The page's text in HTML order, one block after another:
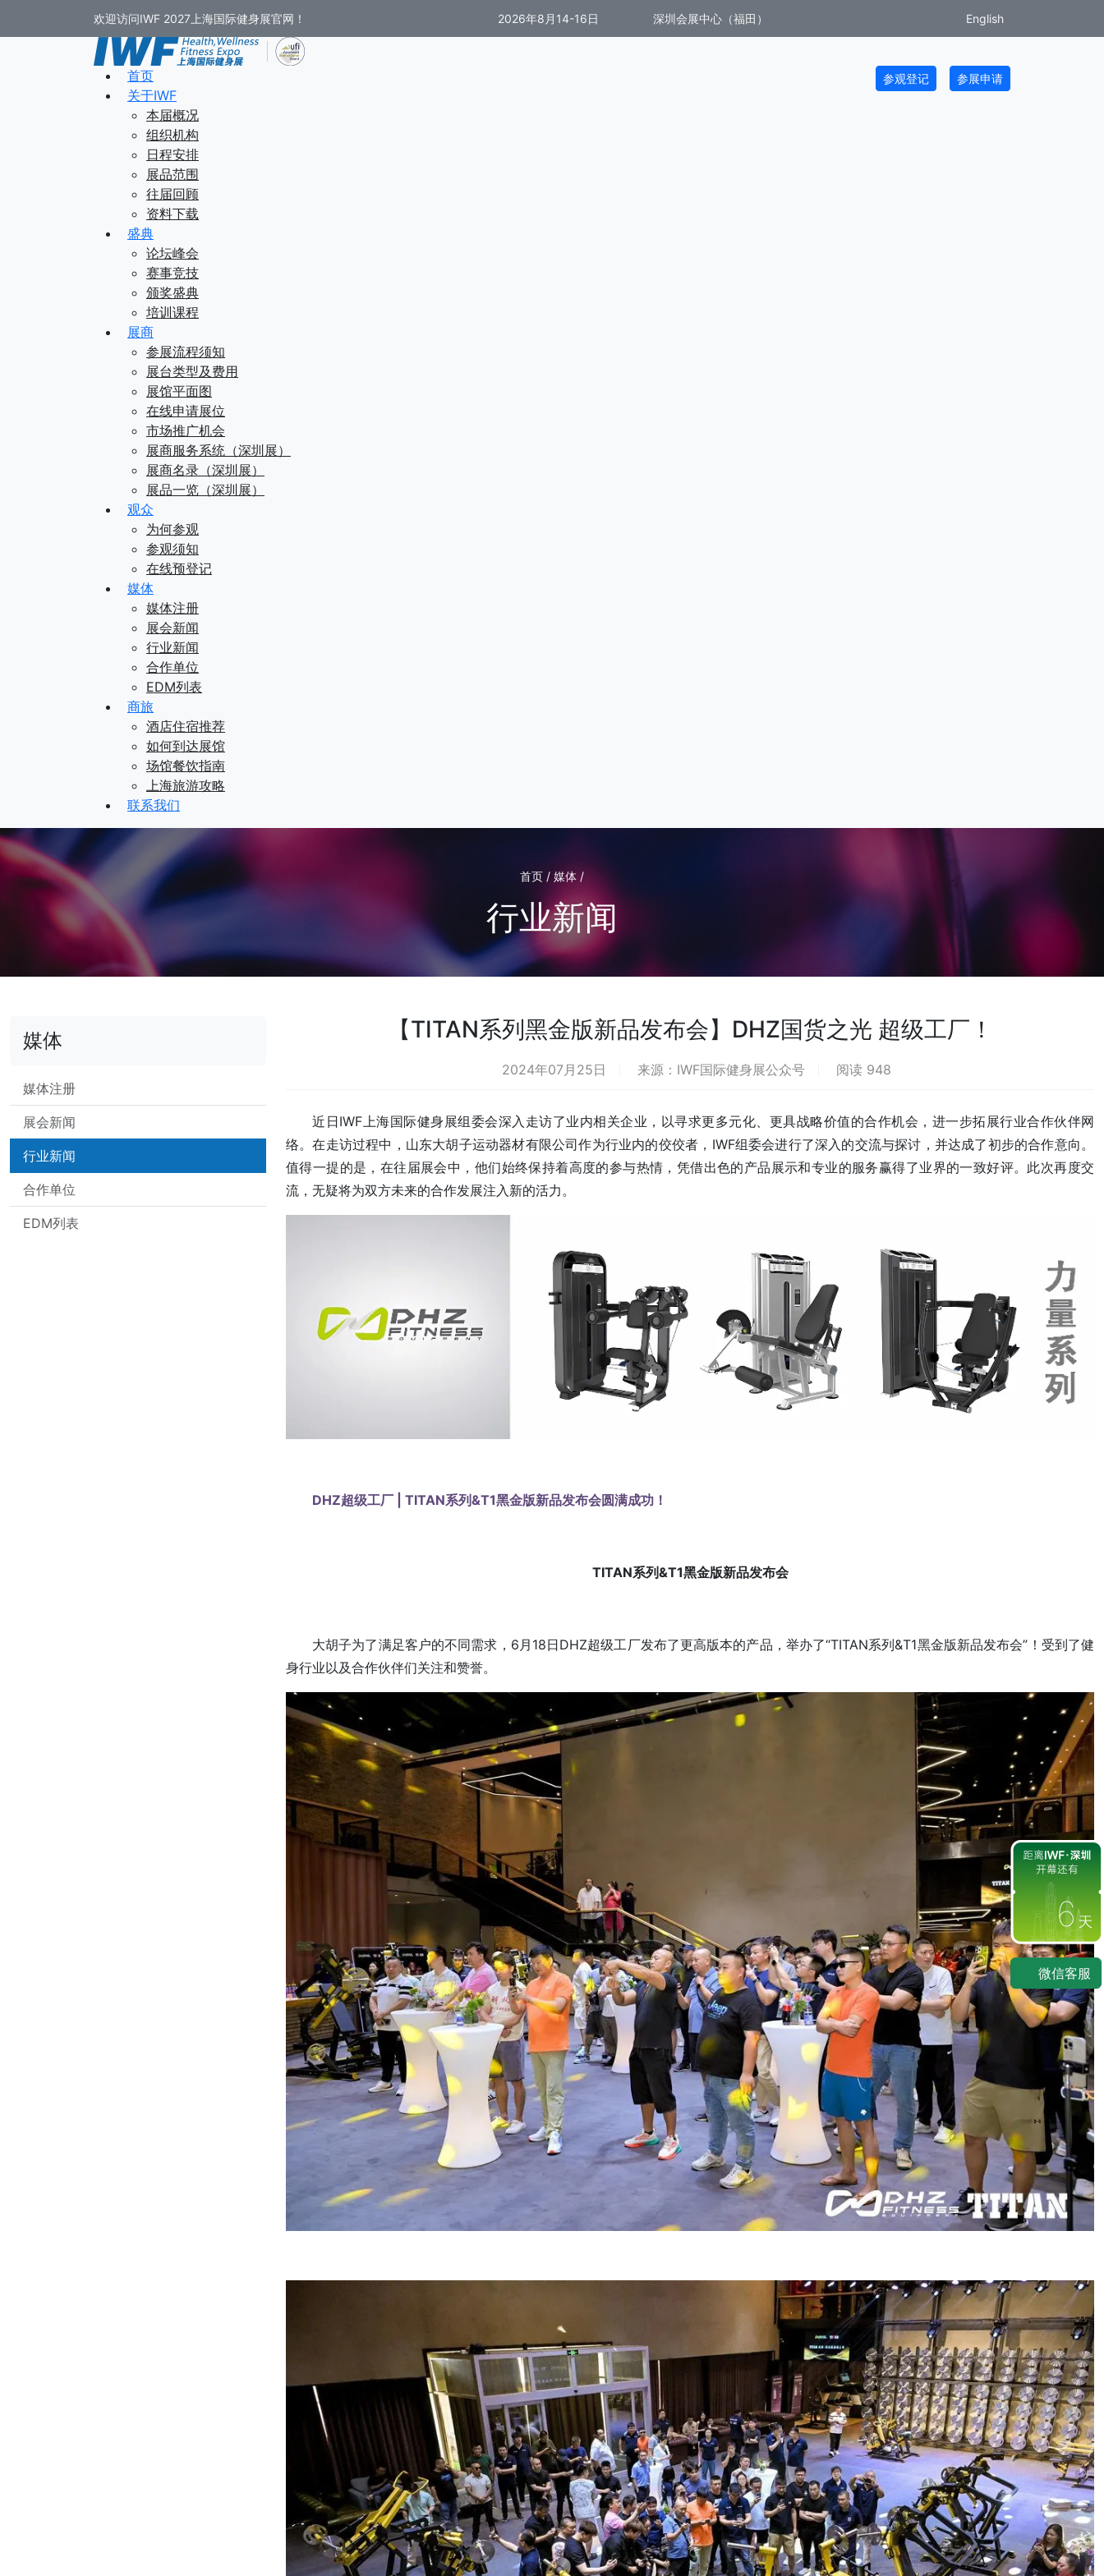
欢迎访问IWF 2027上海国际健身展官网！ 2026年8月14-16日 深圳会展中心（福田） English
参观登记 参展申请
首页
关于IWF
本届概况
组织机构
日程安排
展品范围
往届回顾
资料下载
盛典
论坛峰会
赛事竞技
颁奖盛典
培训课程
展商
参展流程须知
展台类型及费用
展馆平面图
在线申请展位
市场推广机会
展商服务系统（深圳展）
展商名录（深圳展）
展品一览（深圳展）
观众
为何参观
参观须知
在线预登记
媒体
媒体注册
展会新闻
行业新闻
合作单位
EDM列表
商旅
酒店住宿推荐
如何到达展馆
场馆餐饮指南
上海旅游攻略
联系我们
首页 / 媒体 /
行业新闻
媒体
媒体注册
展会新闻
行业新闻
合作单位
EDM列表
【TITAN系列黑金版新品发布会】DHZ国货之光 超级工厂！
2024年07月25日 来源：IWF国际健身展公众号 阅读 948
近日IWF上海国际健身展组委会深入走访了业内相关企业，以寻求更多元化、更具战略价值的合作机会，进一步拓展行业合作伙伴网
络。在走访过程中，山东大胡子运动器材有限公司作为行业内的佼佼者，IWF组委会进行了深入的交流与探讨，并达成了初步的合作意向。
值得一提的是，在往届展会中，他们始终保持着高度的参与热情，凭借出色的产品展示和专业的服务赢得了业界的一致好评。此次再度交
流，无疑将为双方未来的合作发展注入新的活力。
DHZ超级工厂 | TITAN系列&T1黑金版新品发布会圆满成功！
TITAN系列&T1黑金版新品发布会
大胡子为了满足客户的不同需求，6月18日DHZ超级工厂发布了更高版本的产品，举办了“TITAN系列&T1黑金版新品发布会”！受到了健
身行业以及合作伙伴们关注和赞誉。
6
微信客服